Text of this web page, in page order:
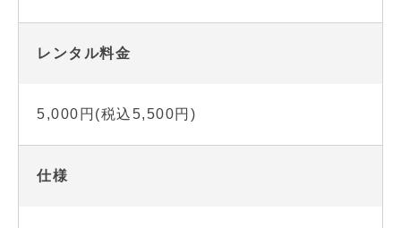
レンタル料金
5,000円(税込5,500円)
仕様